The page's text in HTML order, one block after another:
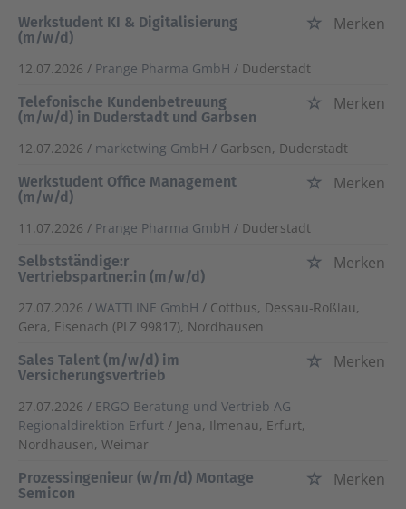
Werkstudent KI & Digitalisierung
(m/w/d)
Merken
12.07.2026 / Prange Pharma GmbH / Duderstadt
Telefonische Kundenbetreuung
(m/w/d) in Duderstadt und Garbsen
Merken
12.07.2026 / marketwing GmbH / Garbsen, Duderstadt
Werkstudent Office Management
(m/w/d)
Merken
11.07.2026 / Prange Pharma GmbH / Duderstadt
Selbstständige:r
Vertriebspartner:in (m/w/d)
Merken
27.07.2026 / WATTLINE GmbH / Cottbus, Dessau-Roßlau,
Gera, Eisenach (PLZ 99817), Nordhausen
Sales Talent (m/w/d) im
Versicherungsvertrieb
Merken
27.07.2026 / ERGO Beratung und Vertrieb AG
Regionaldirektion Erfurt / Jena, Ilmenau, Erfurt,
Nordhausen, Weimar
Prozessingenieur (w/m/d) Montage
Semicon
Merken